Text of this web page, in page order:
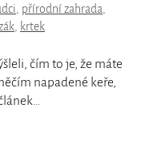
, přírodní zahrada,
, krtek
čím to je, že máte
napadené keře,